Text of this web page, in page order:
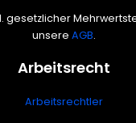
gesetzlicher
unsere AGB.
Arbeitsrecht
Arbeitsrechtler